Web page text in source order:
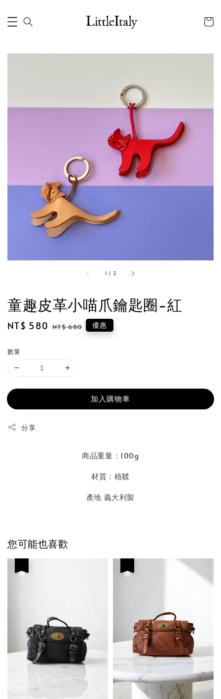
1 / 2
童趣皮革小喵爪鑰匙圈-紅
Sale
NT$ 580 Regular
NT$ 680 優惠
數量
加入購物車
分享
商品重量：100g
材質：植鞣
產地 義大利製
您可能也喜歡